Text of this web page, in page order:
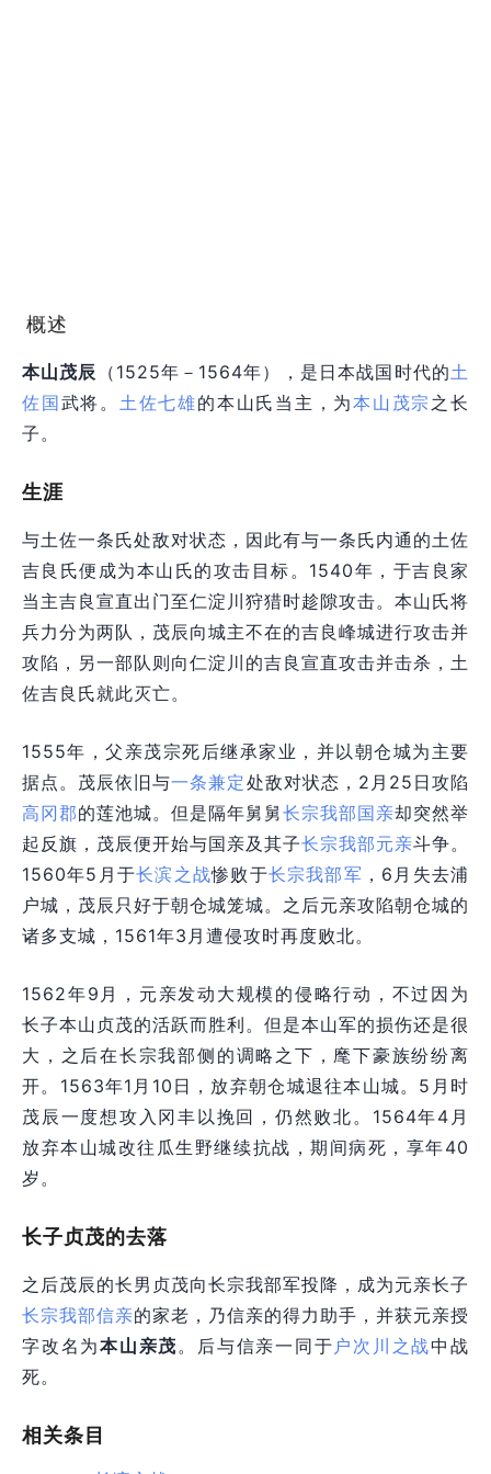
概述
本山茂辰 （1525年－1564年），是日本战国时代的土
佐国武将。 土佐七雄的本山氏当主，为本山茂宗 之长
子。
生涯
与土佐一条氏处敌对状态，因此有与一条氏内通的土佐
吉良氏便成为本山氏的攻击目标。1540年，于吉良家
当主吉良宣直出门至仁淀川狩猎时趁隙攻击。本山氏将
兵力分为两队，茂辰向城主不在的吉良峰城进行攻击并
攻陷，另一部队则向仁淀川的吉良宣直攻击并击杀，土
佐吉良氏就此灭亡。
1555年，父亲茂宗死后继承家业，并以朝仓城为主要
据点。茂辰依旧与一条兼定处敌对状态，2月25日攻陷
高冈郡的莲池城。但是隔年舅舅长宗我部国亲却突然举
起反旗，茂辰便开始与国亲及其子长宗我部元亲斗争。
1560年5月于长滨之战惨败于长宗我部军 ，6月失去浦
户城，茂辰只好于朝仓城笼城。之后元亲攻陷朝仓城的
诸多支城，1561年3月遭侵攻时再度败北。
1562年9月，元亲发动大规模的侵略行动，不过因为
长子本山贞茂的活跃而胜利。但是本山军的损伤还是很
大，之后在长宗我部侧的调略之下，麾下豪族纷纷离
开。1563年1月10日，放弃朝仓城退往本山城。5月时
茂辰一度想攻入冈丰以挽回，仍然败北。1564年4月
放弃本山城改往瓜生野继续抗战，期间病死，享年40
岁。
长子贞茂的去落
之后茂辰的长男贞茂向长宗我部军投降，成为元亲长子
长宗我部信亲的家老，乃信亲的得力助手，并获元亲授
字改名为本山亲茂。后与信亲一同于 户次川之战中战
死。
相关条目